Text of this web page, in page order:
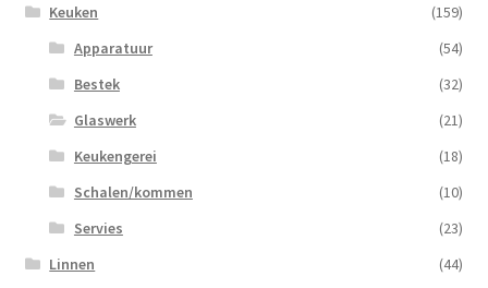
Keuken
(159)
Apparatuur
(54)
Bestek
(32)
Glaswerk
(21)
Keukengerei
(18)
Schalen/kommen
(10)
Servies
(23)
Linnen
(44)